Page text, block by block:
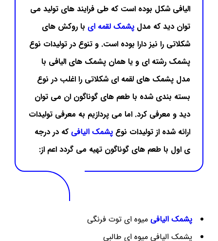
الیافی شکل بوده است که طی فرایند های تولید می
توان دید که مدل پشمک لقمه ای با روکش های
شکلاتی را نیز دارا بوده است. و تنوع در تولیدات نوع
پشمک رشته ای و یا همان پشمک های الیافی با
مدل پشمک های لقمه ای شکلاتی را اغلب در نوع
بسته بندی شده با طعم های گوناگون ان می توان
دید و معرفی کرد. اما می پردازیم به معرفی تولیدات
ارائه شده از تولیدات نوع پشمک الیافی که در درجه
ی اول با طعم های گوناگون تهیه می گردد اعم از:
پشمک الیافی میوه ای توت فرنگی
پشمک الیافی میوه ای طالبی